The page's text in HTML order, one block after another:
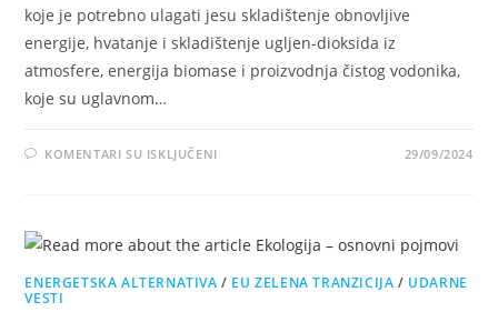
koje je potrebno ulagati jesu skladištenje obnovljive
energije, hvatanje i skladištenje ugljen-dioksida iz
atmosfere, energija biomase i proizvodnja čistog vodonika,
koje su uglavnom…
KOMENTARI SU ISKLJUČENINA 29/09/2024
ENERGETSKA ALTERNATIVA / EU ZELENA TRANZICIJA / UDARNE
VESTI